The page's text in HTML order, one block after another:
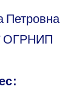
Петровна
ОГРНИП